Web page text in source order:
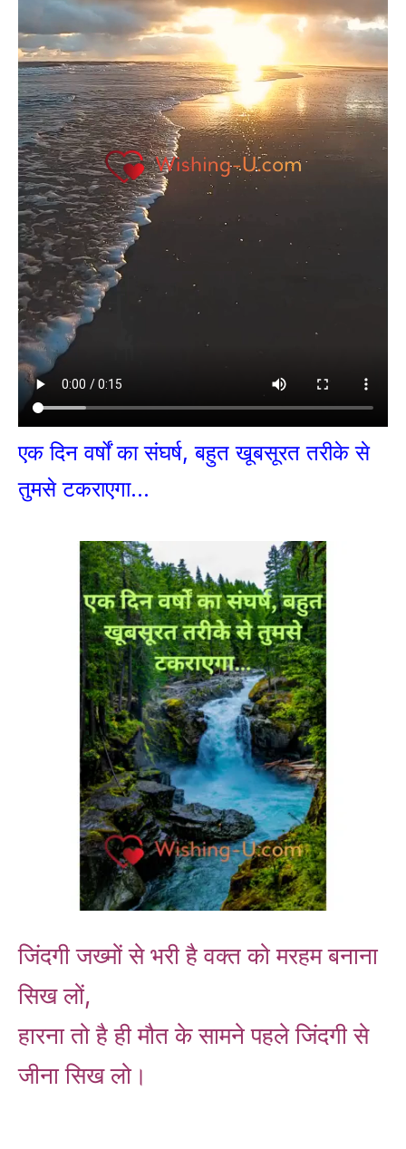
एक दिन वर्षों का संघर्ष, बहुत खूबसूरत तरीके से
तुमसे टकराएगा…
जिंदगी जख्मों से भरी है वक्त को मरहम बनाना
सिख लों,
हारना तो है ही मौत के सामने पहले जिंदगी से
जीना सिख लो।